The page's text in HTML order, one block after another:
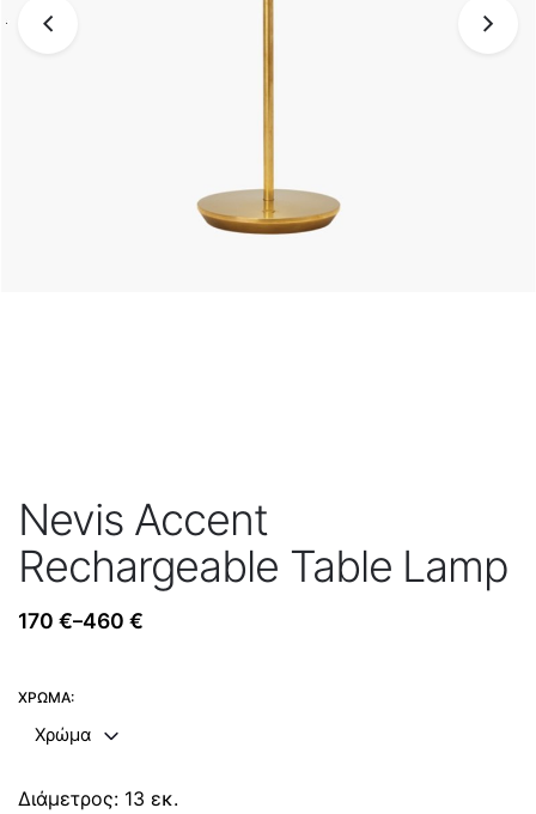
Nevis Accent
Rechargeable Table Lamp
170 €–460 €
Price
170 €
through
ΧΡΏΜΑ:
Χρώμα
Διάμετρος: 13 εκ.